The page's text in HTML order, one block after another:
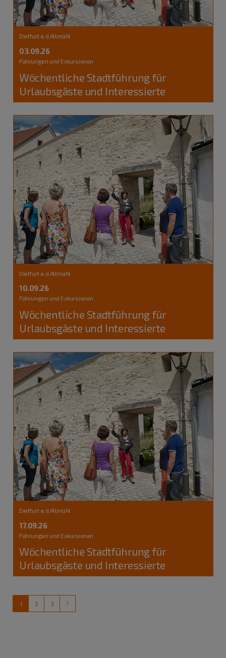
Dietfurt a.d.Altmühl
03.09.26
Führungen und Exkursionen
Wöchentliche Stadtführung für
Urlaubsgäste und Interessierte
Dietfurt a.d.Altmühl
10.09.26
Führungen und Exkursionen
Wöchentliche Stadtführung für
Urlaubsgäste und Interessierte
Dietfurt a.d.Altmühl
17.09.26
Führungen und Exkursionen
Wöchentliche Stadtführung für
Urlaubsgäste und Interessierte
1 2 3